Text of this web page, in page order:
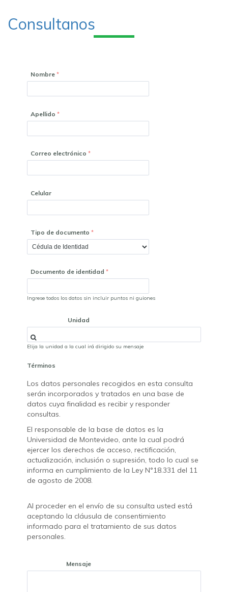
Consultanos
Nombre
Apellido
Correo electrónico
Celular
Tipo de documento
Documento de identidad
Ingrese todos los datos sin incluir puntos ni guiones
Unidad
Elija la unidad a la cual irá dirigido su mensaje
Términos
Los datos personales recogidos en esta consulta
serán incorporados y tratados en una base de
datos cuya finalidad es recibir y responder
consultas.
El responsable de la base de datos es la
Universidad de Montevideo, ante la cual podrá
ejercer los derechos de acceso, rectificación,
actualización, inclusión o supresión, todo lo cual se
informa en cumplimiento de la Ley N°18.331 del 11
de agosto de 2008.
Al proceder en el envío de su consulta usted está
aceptando la cláusula de consentimiento
informado para el tratamiento de sus datos
personales.
Mensaje